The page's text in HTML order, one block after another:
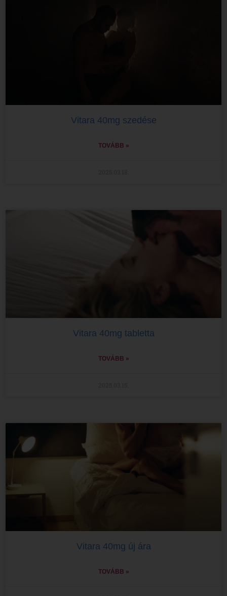
Vitara 40mg szedése
TOVÁBB »
Vitara 40mg tabletta
TOVÁBB »
Vitara 40mg új ára
TOVÁBB »